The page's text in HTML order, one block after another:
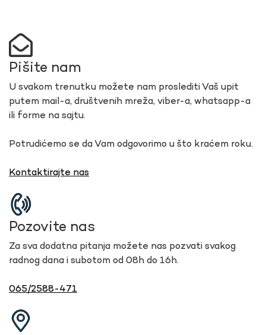
Pišite nam
U svakom trenutku možete nam proslediti Vaš upit
putem mail-a, društvenih mreža, viber-a, whatsapp-a
ili forme na sajtu.
Potrudićemo se da Vam odgovorimo u što kraćem roku.
Kontaktirajte nas
Pozovite nas
Za sva dodatna pitanja možete nas pozvati svakog
radnog dana i subotom od 08h do 16h.
065/2588-471